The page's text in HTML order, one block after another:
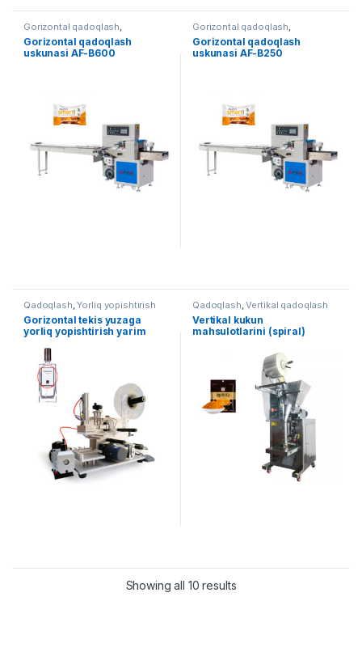
Gorizontal qadoqlash
Qadoqlash
Gorizontal qadoqlash
uskunasi AF-B600
Gorizontal qadoqlash
Qadoqlash
Gorizontal qadoqlash
uskunasi AF-B250
Qadoqlash,Yorliq yopishtirish
Gorizontal tekis yuzaga
yorliq yopishtirish yarim
Qadoqlash,Vertikal qadoqlash
Vertikal kukun
mahsulotlarini (spiral)
Showing all 10 results